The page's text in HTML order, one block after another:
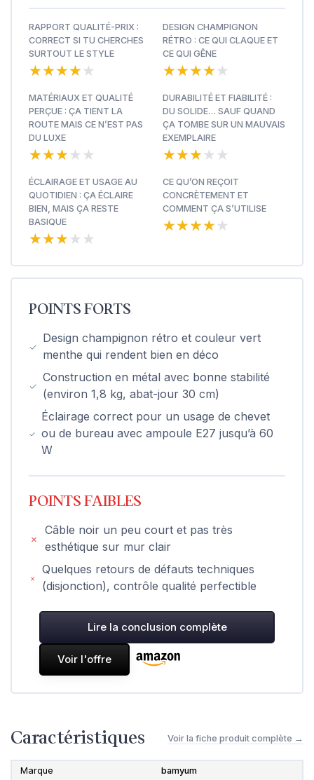
RAPPORT QUALITÉ-PRIX :
CORRECT SI TU CHERCHES
SURTOUT LE STYLE
★★★★★
★★★★★
DESIGN CHAMPIGNON
RÉTRO : CE QUI CLAQUE ET
CE QUI GÊNE
★★★★★
★★★★★
MATÉRIAUX ET QUALITÉ
PERÇUE : ÇA TIENT LA
ROUTE MAIS CE N’EST PAS
DU LUXE
★★★★★
★★★★★
DURABILITÉ ET FIABILITÉ :
DU SOLIDE… SAUF QUAND
ÇA TOMBE SUR UN MAUVAIS
EXEMPLAIRE
★★★★★
★★★★★
ÉCLAIRAGE ET USAGE AU
QUOTIDIEN : ÇA ÉCLAIRE
BIEN, MAIS ÇA RESTE
BASIQUE
★★★★★
★★★★★
CE QU’ON REÇOIT
CONCRÈTEMENT ET
COMMENT ÇA S’UTILISE
★★★★★
★★★★★
POINTS FORTS
Design champignon rétro et couleur vert
menthe qui rendent bien en déco
Construction en métal avec bonne stabilité
(environ 1,8 kg, abat-jour 30 cm)
Éclairage correct pour un usage de chevet
ou de bureau avec ampoule E27 jusqu’à 60
W
POINTS FAIBLES
Câble noir un peu court et pas très
esthétique sur mur clair
Quelques retours de défauts techniques
(disjonction), contrôle qualité perfectible
Lire la conclusion complète
Voir l'offre
Caractéristiques Voir la fiche produit complète →
Marque bamyum